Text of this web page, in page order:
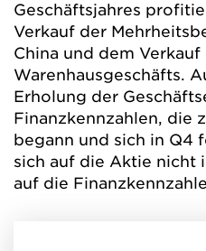
Geschäftsjahres
Verkauf der
China und dem Verkauf
Warenhausgeschäfts.
Erholung der
Finanzkennzahlen, die
begann und sich in Q4
sich auf die Aktie nicht
auf die